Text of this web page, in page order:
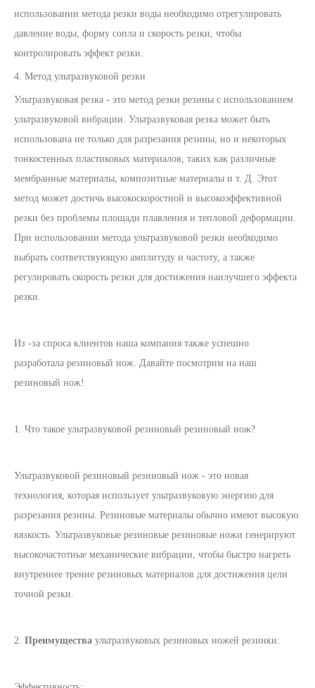
использовании метода резки воды необходимо отрегулировать
давление воды, форму сопла и скорость резки, чтобы
контролировать эффект резки.
4. Метод ультразвуковой резки
Ультразвуковая резка - это метод резки резины с использованием
ультразвуковой вибрации. Ультразвуковая резка может быть
использована не только для разрезания резины, но и некоторых
тонкостенных пластиковых материалов, таких как различные
мембранные материалы, композитные материалы и т. Д. Этот
метод может достичь высокоскоростной и высокоэффективной
резки без проблемы площади плавления и тепловой деформации.
При использовании метода ультразвуковой резки необходимо
выбрать соответствующую амплитуду и частоту, а также
регулировать скорость резки для достижения наилучшего эффекта
резки.
Из -за спроса клиентов наша компания также успешно
разработала резиновый нож. Давайте посмотрим на наш
резиновый нож!
1. Что такое ультразвуковой резиновый резиновый нож?
Ультразвуковой резиновый резиновый нож - это новая
технология, которая использует ультразвуковую энергию для
разрезания резины. Резиновые материалы обычно имеют высокую
вязкость. Ультразвуковые резиновые резиновые ножи генерируют
высокочастотные механические вибрации, чтобы быстро нагреть
внутреннее трение резиновых материалов для достижения цели
точной резки.
2. Преимущества ультразвуковых резиновых ножей резинки: